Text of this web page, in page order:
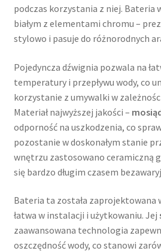
podczas korzystania z niej. Bateria
białym z elementami chromu –
stylowo i pasuje do różnorodnych
Pojedyncza dźwignia pozwala na
temperatury i przepływu wody, co
korzystanie z umywalki w
Materiał najwyższej jakości –
odporność na uszkodzenia, co
pozostanie w doskonałym stanie
wnętrzu zastosowano ceramiczną
się bardzo długim czasem
Bateria ta została zaprojektowana
łatwa w instalacji i użytkowaniu. Jej
zaawansowana technologia
oszczędność wody, co stanowi